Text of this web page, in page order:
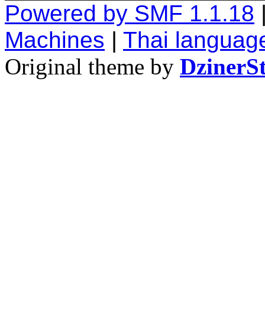
Powered by SMF 1.1.18
Machines | Thai
Original theme by